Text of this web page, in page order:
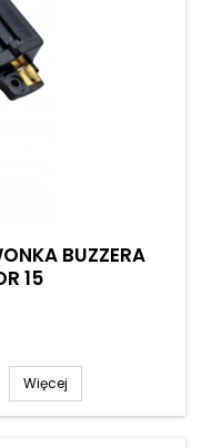
BUZZERA
15
Więcej